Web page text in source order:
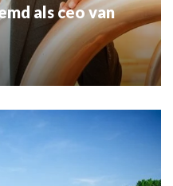
als ceo van